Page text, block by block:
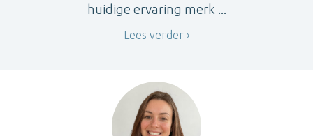
huidige ervaring merk ...
Lees verder